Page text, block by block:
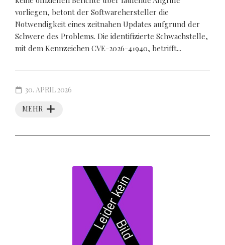
vorliegen, betont der Softwarehersteller die
Notwendigkeit eines zeitnahen Updates aufgrund der
Schwere des Problems. Die identifizierte Schwachstelle,
mit dem Kennzeichen CVE-2026-41940, betrifft...
MEHR
30. APRIL 2026